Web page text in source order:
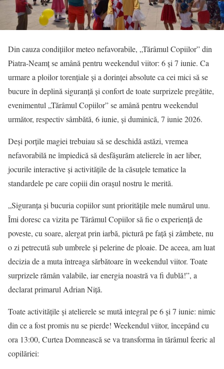
Din cauza condițiilor meteo nefavorabile, „Tărâmul Copiilor” din
Piatra-Neamț se amână pentru weekendul viitor: 6 și 7 iunie. Ca
urmare a ploilor torențiale și a dorinței absolute ca cei mici să se
bucure în deplină siguranță și confort de toate surprizele pregătite,
evenimentul „Tărâmul Copiilor” se amână pentru weekendul
următor, respectiv sâmbătă, 6 iunie, și duminică, 7 iunie 2026.
Deși porțile magiei trebuiau să se deschidă astăzi, vremea
nefavorabilă ne împiedică să desfășurăm atelierele în aer liber,
jocurile interactive și activitățile de la căsuțele tematice la
standardele pe care copiii din orașul nostru le merită.
„Siguranța și bucuria copiilor sunt prioritățile mele numărul unu.
Îmi doresc ca vizita pe Tărâmul Copiilor să fie o experiență de
poveste, cu soare, alergat prin iarbă, pictură pe față și zâmbete, nu
o zi petrecută sub umbrele și pelerine de ploaie. De aceea, am luat
decizia de a muta întreaga sărbătoare în weekendul viitor. Toate
surprizele rămân valabile, iar energia noastră va fi dublă!”, a
declarat primarul Adrian Niță.
Toate activitățile și atelierele se mută integral pe 6 și 7 iunie: nimic
din ce a fost promis nu se pierde! Weekendul viitor, începând cu
ora 13:00, Curtea Domnească se va transforma în tărâmul feeric al
copilăriei: